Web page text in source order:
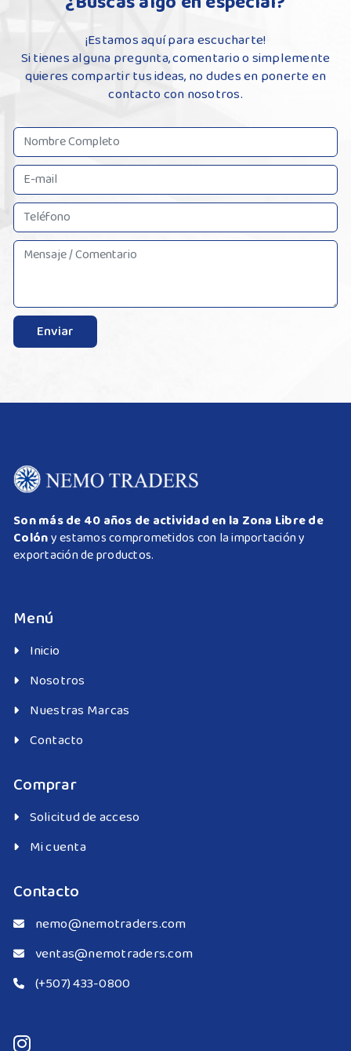
¡Estamos aquí para escucharte!
Si tienes alguna pregunta, comentario o simplemente
quieres compartir tus ideas, no dudes en ponerte en
contacto con nosotros.
Enviar
Son más de 40 años de actividad en la Zona Libre de
Colóny estamos comprometidos con la importación y
exportación de productos.
Menú
Inicio
Nosotros
Nuestras Marcas
Contacto
Comprar
Solicitud de acceso
Mi cuenta
Contacto
nemo@nemotraders.com
ventas@nemotraders.com
(+507) 433-0800